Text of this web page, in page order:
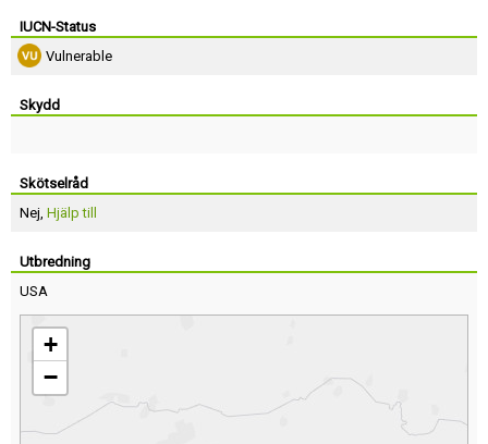
IUCN-Status
Vulnerable
Skydd
Skötselråd
Nej, Hjälp till
Utbredning
USA
+
−